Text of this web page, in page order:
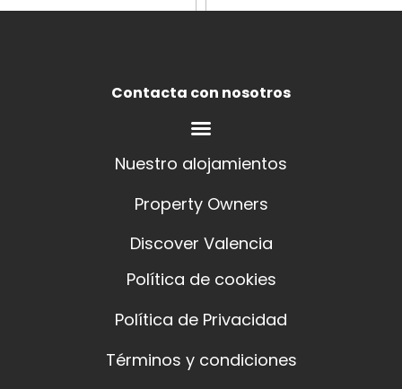
Contacta con nosotros
Nuestro alojamientos
Property Owners
Discover Valencia
Política de cookies
Política de Privacidad
Términos y condiciones